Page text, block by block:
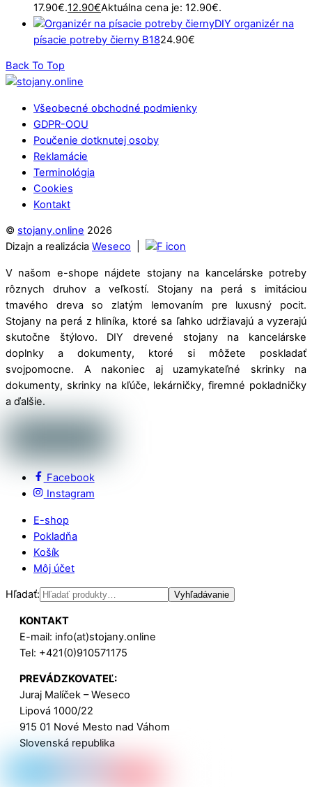
17.90€.12.90€Aktuálna cena je: 12.90€.
DIY organizér na
písacie potreby čierny B1824.90€
Back To Top
Všeobecné obchodné podmienky
GDPR-OOU
Poučenie dotknutej osoby
Reklamácie
Terminológia
Cookies
Kontakt
© stojany.online 2026
Dizajn a realizácia Weseco
V našom e-shope nájdete stojany na kancelárske potreby
rôznych druhov a veľkostí. Stojany na perá s imitáciou
tmavého dreva so zlatým lemovaním pre luxusný pocit.
Stojany na perá z hliníka, ktoré sa ľahko udržiavajú a vyzerajú
skutočne štýlovo. DIY drevené stojany na kancelárske
doplnky a dokumenty, ktoré si môžete poskladať
svojpomocne. A nakoniec aj uzamykateľné skrinky na
dokumenty, skrinky na kľúče, lekárničky, firemné pokladničky
a ďalšie.
Facebook
Instagram
E-shop
Pokladňa
Košík
Môj účet
Hľadať: Vyhľadávanie
KONTAKT
E-mail: info(at)stojany.online
Tel: +421(0)910571175
PREVÁDZKOVATEĽ:
Juraj Malíček – Weseco
Lipová 1000/22
915 01 Nové Mesto nad Váhom
Slovenská republika